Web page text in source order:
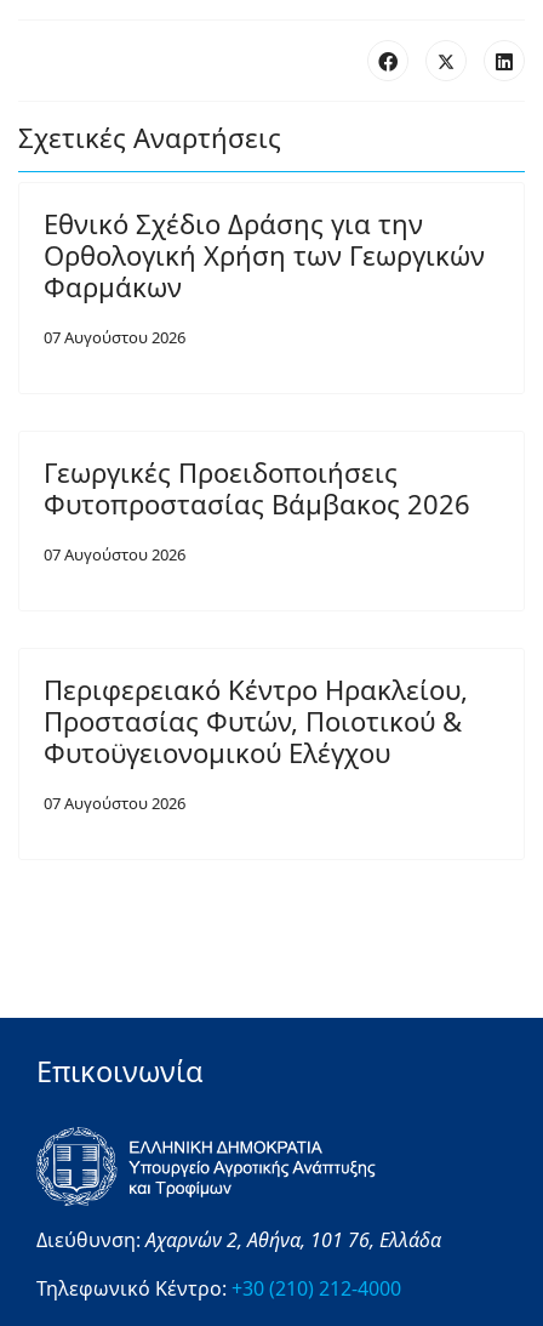
Σχετικές Αναρτήσεις
Εθνικό Σχέδιο Δράσης για την
Ορθολογική Χρήση των Γεωργικών
Φαρμάκων
07 Αυγούστου 2026
Γεωργικές Προειδοποιήσεις
Φυτοπροστασίας Βάμβακος 2026
07 Αυγούστου 2026
Περιφερειακό Κέντρο Ηρακλείου,
Προστασίας Φυτών, Ποιοτικού &
Φυτοϋγειονομικού Ελέγχου
07 Αυγούστου 2026
Επικοινωνία
Διεύθυνση:Αχαρνών 2,Αθήνα, 101 76, Ελλάδα
Τηλεφωνικό Κέντρο: +30 (210) 212-4000